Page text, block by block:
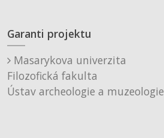
Garanti projektu
Masarykova univerzita
Filozofická fakulta
Ústav archeologie a muzeologie